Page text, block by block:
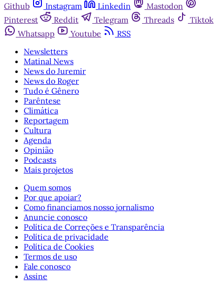
Github
Instagram Linkedin
Mastodon
Pinterest
Reddit Telegram Threads
Tiktok
Whatsapp
Youtube
RSS
Newsletters
Matinal News
News do Juremir
News do Roger
Tudo é Gênero
Parêntese
Climática
Reportagem
Cultura
Agenda
Opinião
Podcasts
Mais projetos
Quem somos
Por que apoiar?
Como financiamos nosso jornalismo
Anuncie conosco
Política de Correções e Transparência
Política de privacidade
Política de Cookies
Termos de uso
Fale conosco
Assine